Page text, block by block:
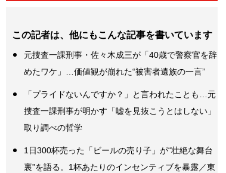
この記者は、他にもこんな記事を書いています
元捜査一課刑事・佐々木成三が「40歳で警察官を辞
めたワケ」…価値観が崩れた“被害者遺族の一言”
「プライドないんですか？」と言われたことも…元
捜査一課刑事が明かす「嘘を見抜こうとはしない」
取り調べの哲学
1日300杯売った「ビールの売り子」が“壮絶な舞台
裏”を語る。1杯あたりのインセンティブを暴露／東